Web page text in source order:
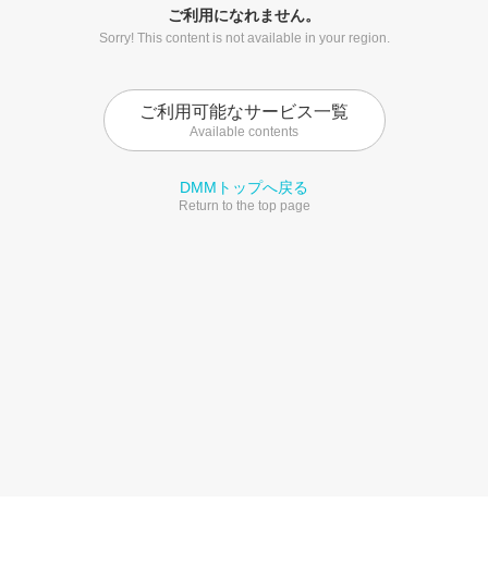
ご利用になれません。
Sorry! This content is not available in your region.
ご利用可能なサービス一覧
Available contents
DMMトップへ戻る
Return to the top page